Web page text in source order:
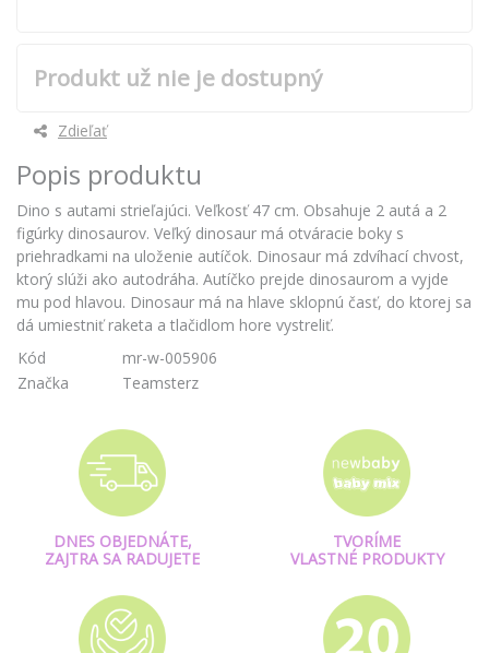
Produkt už nie je dostupný
Zdieľať
Popis produktu
Dino s autami strieľajúci. Veľkosť 47 cm. Obsahuje 2 autá a 2
figúrky dinosaurov. Veľký dinosaur má otváracie boky s
priehradkami na uloženie autíčok. Dinosaur má zdvíhací chvost,
ktorý slúži ako autodráha. Autíčko prejde dinosaurom a vyjde
mu pod hlavou. Dinosaur má na hlave sklopnú časť, do ktorej sa
dá umiestniť raketa a tlačidlom hore vystreliť.
Kód
mr-w-005906
Značka
Teamsterz
DNES OBJEDNÁTE,
ZAJTRA SA RADUJETE
TVORÍME
VLASTNÉ PRODUKTY